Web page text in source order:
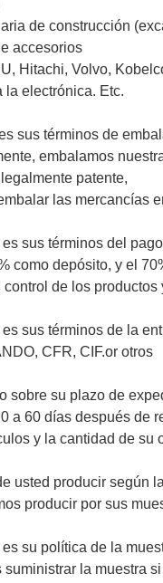
de construcción
accesorios
Hitachi, Volvo,
la electrónica. Etc.
sus términos de
embalamos
patente,
las mercancías
sus términos del
como depósito, y el
control de los
sus términos de la
CFR, CIF.or otros
sobre su plazo de
a 60 días después de
y la cantidad de su
usted producir según
producir por sus
su política de la
suministrar la muestra